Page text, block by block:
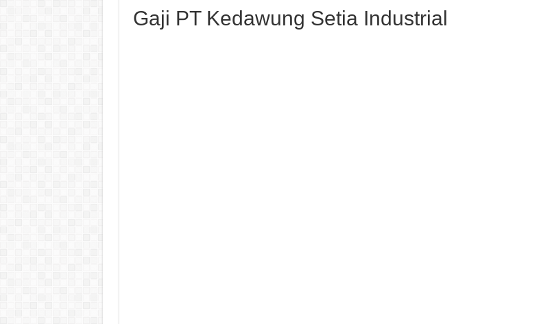
Gaji PT Kedawung Setia Industrial